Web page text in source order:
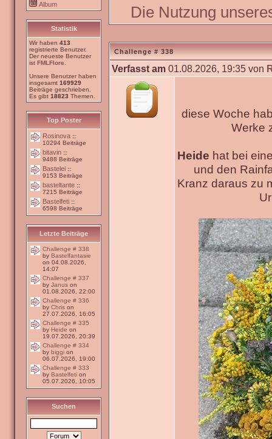
Album
Statistik
Wir haben 413
registrierte Benutzer.
Der neueste Benutzer
ist FMLFlore
Unsere Benutzer haben
insgesamt 169929
Beiträge geschrieben.
Es gibt 18823 Themen.
Top Poster
Rosinova ::
10294 Beiträge
bitavin ::
9488 Beiträge
Bastelei ::
9153 Beiträge
basteltante ::
7215 Beiträge
Bastelfeti ::
6598 Beiträge
Letzte Beiträge
Challenge # 338
by Bastelfantasie
on 04.08.2026,
14:07
Challenge # 337
by Janus on
01.08.2026, 22:00
Challenge # 336
by Chris on
27.07.2026, 16:05
Challenge # 335
by Heide on
19.07.2026, 20:39
Challenge # 334
by biggi on
06.07.2026, 19:00
Challenge # 333
by Bastelfeti on
05.07.2026, 10:05
Suchen
Die Nutzung
Challenge # 338
Verfasst am 01.08.2026, 19:35 von
diese Woche
Werke
Heide hat bei
und den
Kranz daraus zu